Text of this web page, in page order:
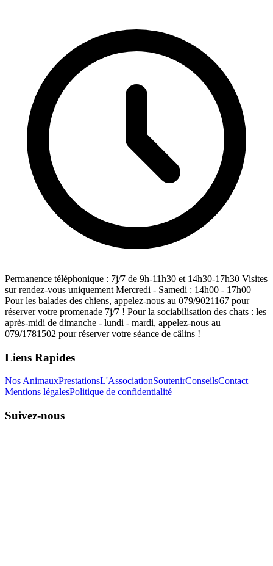
Permanence téléphonique : 7j/7 de 9h-11h30 et 14h30-17h30 Visites
sur rendez-vous uniquement Mercredi - Samedi : 14h00 - 17h00
Pour les balades des chiens, appelez-nous au 079/9021167 pour
réserver votre promenade 7j/7 ! Pour la sociabilisation des chats : les
après-midi de dimanche - lundi - mardi, appelez-nous au
079/1781502 pour réserver votre séance de câlins !
Liens Rapides
Nos AnimauxPrestationsL'AssociationSoutenirConseilsContact
Mentions légalesPolitique de confidentialité
Suivez-nous